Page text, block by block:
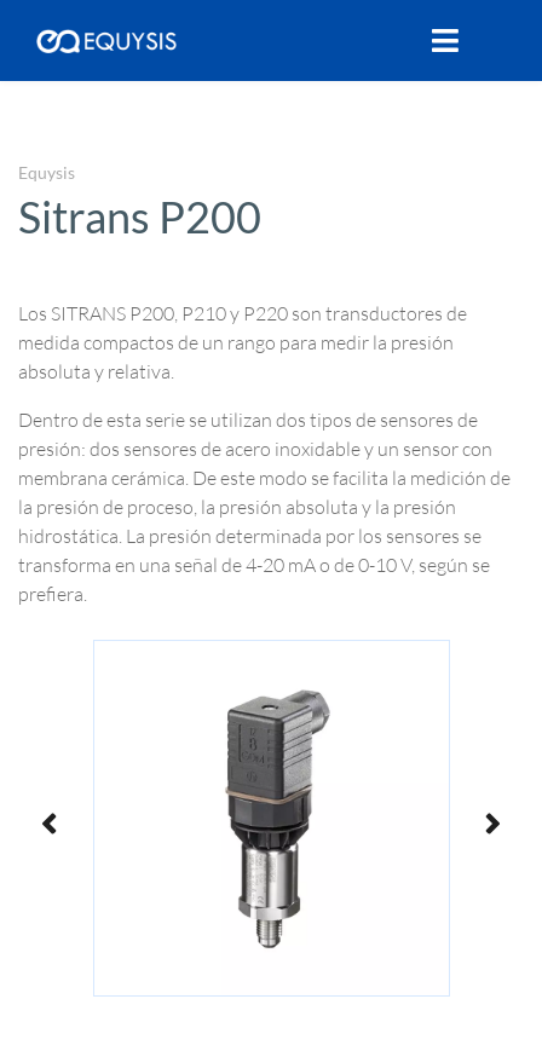
Equysis
Sitrans P200
Los SITRANS P200, P210 y P220 son transductores de
medida compactos de un rango para medir la presión
absoluta y relativa.
Dentro de esta serie se utilizan dos tipos de sensores de
presión: dos sensores de acero inoxidable y un sensor con
membrana cerámica. De este modo se facilita la medición de
la presión de proceso, la presión absoluta y la presión
hidrostática. La presión determinada por los sensores se
transforma en una señal de 4-20 mA o de 0-10 V, según se
prefiera.